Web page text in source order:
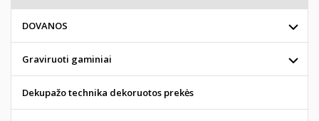
DOVANOS
Graviruoti gaminiai
Dekupažo technika dekoruotos prekės